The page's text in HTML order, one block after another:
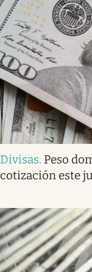
Divisas. Peso
cotización este